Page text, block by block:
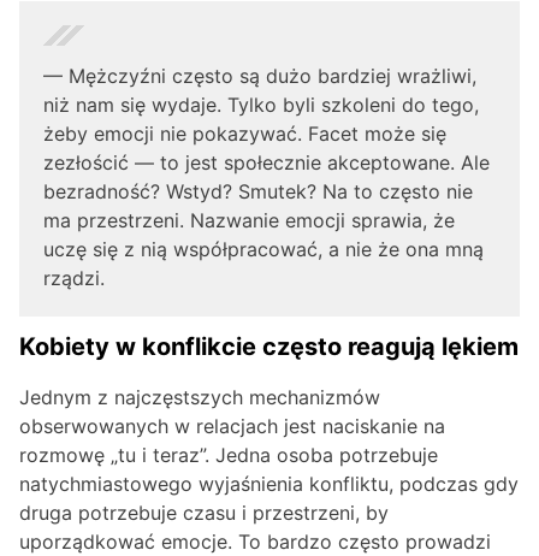
— Mężczyźni często są dużo bardziej wrażliwi,
niż nam się wydaje. Tylko byli szkoleni do tego,
żeby emocji nie pokazywać. Facet może się
zezłościć — to jest społecznie akceptowane. Ale
bezradność? Wstyd? Smutek? Na to często nie
ma przestrzeni. Nazwanie emocji sprawia, że
uczę się z nią współpracować, a nie że ona mną
rządzi.
Kobiety w konflikcie często reagują lękiem
Jednym z najczęstszych mechanizmów
obserwowanych w relacjach jest naciskanie na
rozmowę „tu i teraz”. Jedna osoba potrzebuje
natychmiastowego wyjaśnienia konfliktu, podczas gdy
druga potrzebuje czasu i przestrzeni, by
uporządkować emocje. To bardzo często prowadzi